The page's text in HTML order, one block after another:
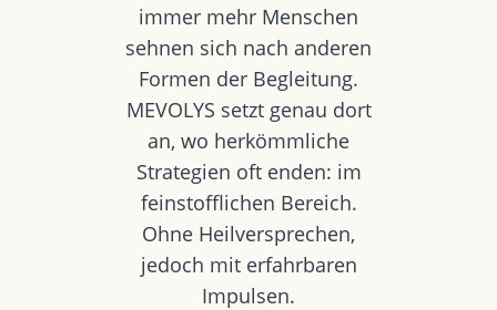
immer mehr Menschen
sehnen sich nach anderen
Formen der Begleitung.
MEVOLYS setzt genau dort
an, wo herkömmliche
Strategien oft enden: im
feinstofflichen Bereich.
Ohne Heilversprechen,
jedoch mit erfahrbaren
Impulsen.